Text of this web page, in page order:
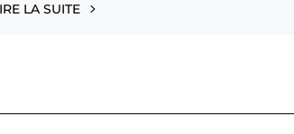
LA SUITE